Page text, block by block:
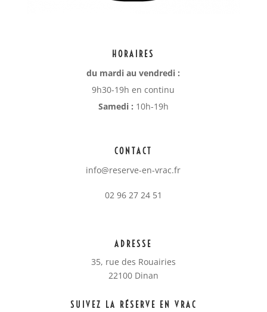
HORAIRES
du mardi au vendredi :
9h30-19h en continu
Samedi : 10h-19h
CONTACT
info@reserve-en-vrac.fr
02 96 27 24 51
ADRESSE
35, rue des Rouairies
22100 Dinan
SUIVEZ LA RÉSERVE EN VRAC